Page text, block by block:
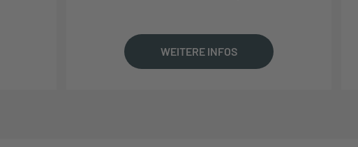
17 MM INNER WIDTH, ALUMINIUM
WEITERE INFOS